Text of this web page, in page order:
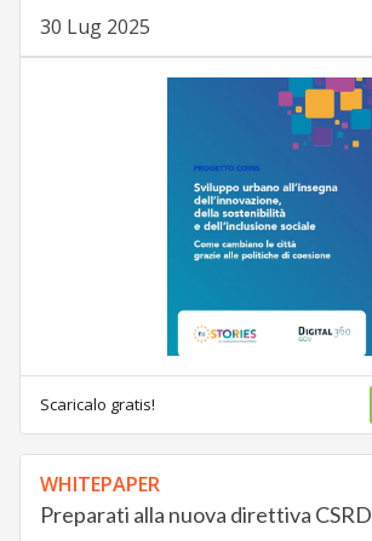
30 Lug 2025
Scaricalo gratis!
WHITEPAPER
Preparati alla nuova direttiva CSRD